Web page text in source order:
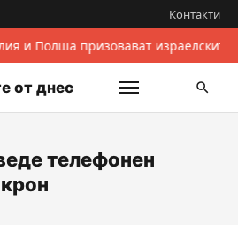
Контакти
и Полша призовават
от днес
телефонен